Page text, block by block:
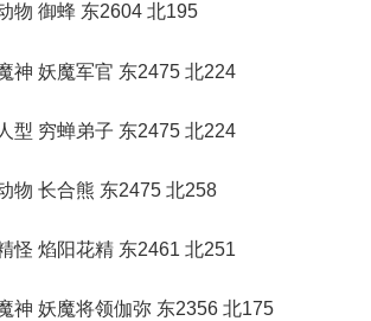
御蜂 东2604 北195
妖魔军官 东2475 北224
穷蝉弟子 东2475 北224
长合熊 东2475 北258
焰阳花精 东2461 北251
妖魔将领伽弥 东2356 北175